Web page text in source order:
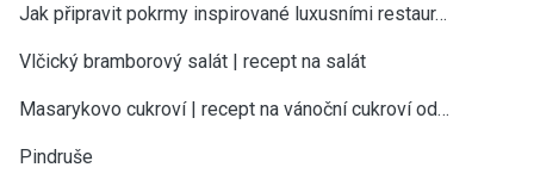
Jak připravit pokrmy inspirované luxusními restaur…
Vlčický bramborový salát | recept na salát
Masarykovo cukroví | recept na vánoční cukroví od…
Pindruše